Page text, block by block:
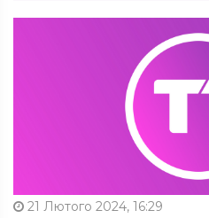
21 Лютого 2024, 16:29